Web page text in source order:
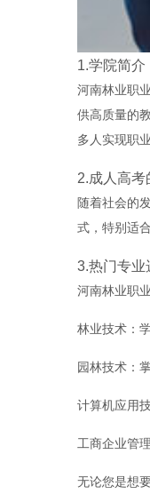
1.学院简介
河南林业职
供高质量的
多人实现职
2.成人高考
随着社会的
式，特别适
3.热门专业
河南林业职
林业技术：
园林技术：
计算机应用
工商企业管
无论您是想